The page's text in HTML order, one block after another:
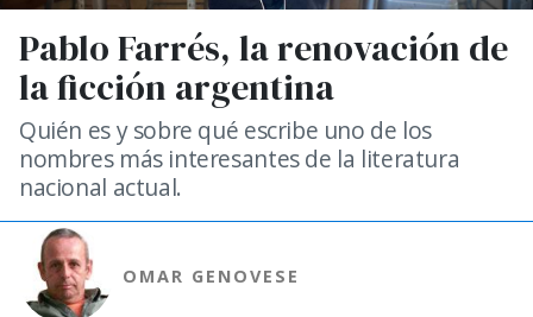
Pablo Farrés, la renovación de
la ficción argentina
Quién es y sobre qué escribe uno de los
nombres más interesantes de la literatura
nacional actual.
OMAR GENOVESE